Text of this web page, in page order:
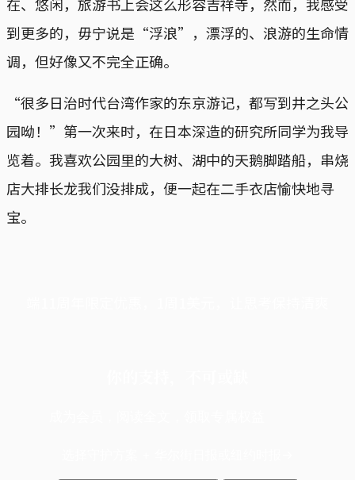
到更多的，毋宁说是“浮浪”，漂浮的、浪游的生命情
调，但好像又不完全正确。
“很多日治时代台湾作家的东京游记，都写到井之头公
园呦！”第一次来时，在日本深造的研究所同学为我导
览着。我喜欢公园里的大树、湖中的天鹅脚踏船，串烧
店大排长龙我们没排成，便一起在二手衣店愉快地寻
宝。